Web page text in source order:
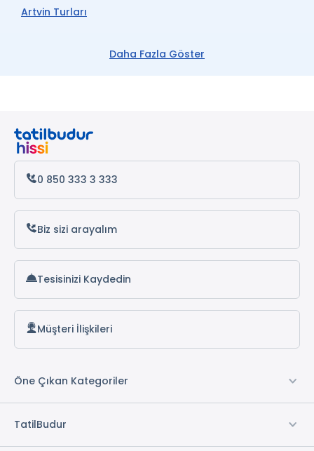
Daha Fazla Göster
Artvin Turları
Rize Turları
Samsun Turları
Trabzon Turları
Karadeniz Turları
0 850 333 3 333
Biz sizi arayalım
Tesisinizi Kaydedin
Müşteri İlişkileri
Öne Çıkan Kategoriler
TatilBudur